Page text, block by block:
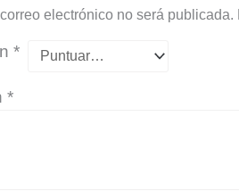
electrónico no será publicada.
*
*